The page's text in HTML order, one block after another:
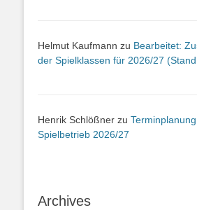
Helmut Kaufmann zu Bearbeitet:
der Spielklassen für 2026/27
Henrik Schlößner zu
Spielbetrieb 2026/27
Archives